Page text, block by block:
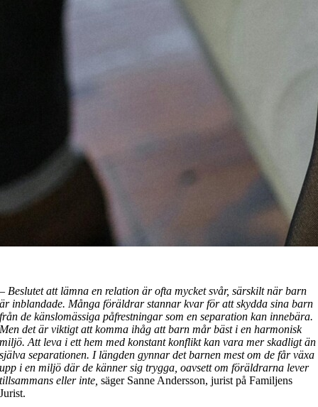
– Beslutet att lämna en relation är ofta mycket svår, särskilt när barn
är inblandade. Många föräldrar stannar kvar för att skydda sina barn
från de känslomässiga påfrestningar som en separation kan innebära.
Men det är viktigt att komma ihåg att barn mår bäst i en harmonisk
miljö. Att leva i ett hem med konstant konflikt kan vara mer skadligt än
själva separationen. I längden gynnar det barnen mest om de får växa
upp i en miljö där de känner sig trygga, oavsett om föräldrarna lever
tillsammans eller inte,säger Sanne Andersson, jurist på Familjens
Jurist.